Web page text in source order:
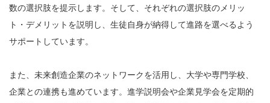
数の選択肢を提示します。そして、それぞれの選択肢のメリッ
ト・デメリットを説明し、生徒自身が納得して進路を選べるよう
サポートしています。
また、未来創造企業のネットワークを活用し、大学や専門学校、
企業との連携も進めています。進学説明会や企業見学会を定期的